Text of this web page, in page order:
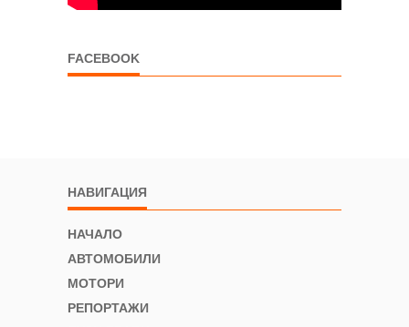
FACEBOOK
НАВИГАЦИЯ
НАЧАЛО
АВТОМОБИЛИ
МОТОРИ
РЕПОРТАЖИ